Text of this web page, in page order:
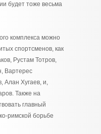
будет тоже весьма
комплекса можно
спортсменов, как
Рустам Тотров,
Вартерес
Алан Хугаев, и,
Также на
главный
римской борьбе